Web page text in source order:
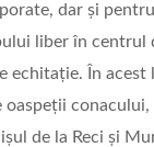
dar și
liber în centrul
echitație. În acest
oaspeții
de la Reci și